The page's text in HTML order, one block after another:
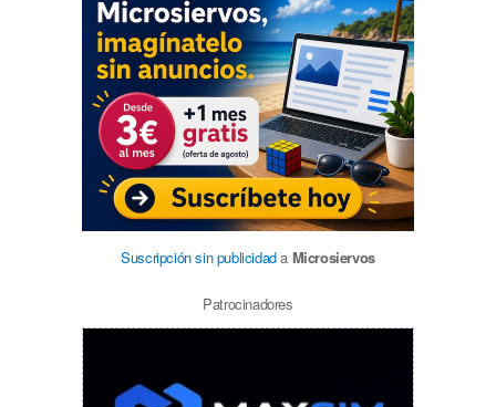
Suscripción sin publicidada Microsiervos
Patrocinadores